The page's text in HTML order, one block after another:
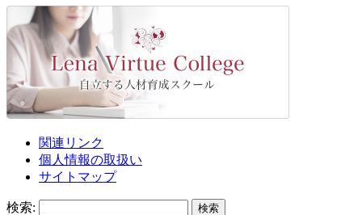
関連リンク
個人情報の取扱い
サイトマップ
検索: